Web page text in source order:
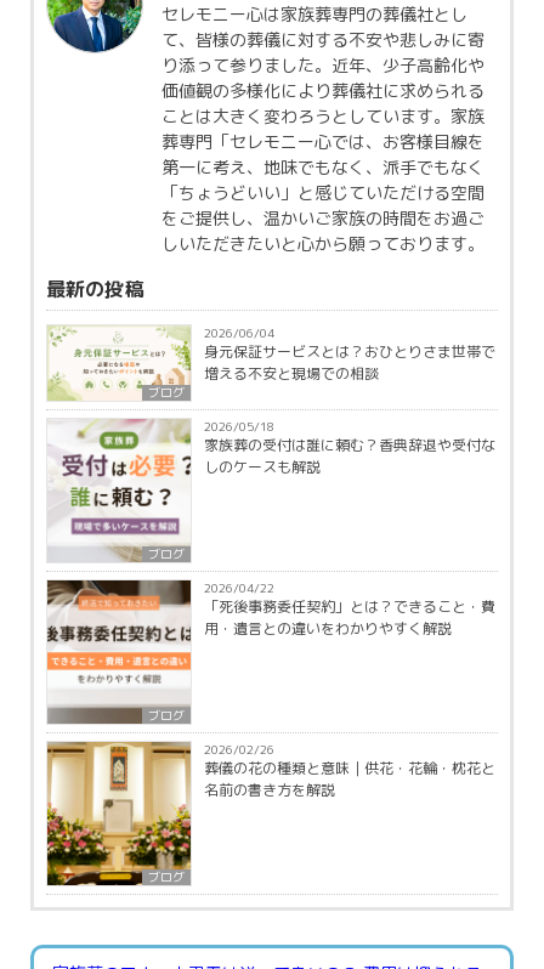
セレモニー心は家族葬専門の葬儀社とし
て、皆様の葬儀に対する不安や悲しみに寄
り添って参りました。近年、少子高齢化や
価値観の多様化により葬儀社に求められる
ことは大きく変わろうとしています。家族
葬専門「セレモニー心では、お客様目線を
第一に考え、地味でもなく、派手でもなく
「ちょうどいい」と感じていただける空間
をご提供し、温かいご家族の時間をお過ご
しいただきたいと心から願っております。
最新の投稿
ブログ
2026/06/04
身元保証サービスとは？おひとりさま世帯で
増える不安と現場での相談
ブログ
2026/05/18
家族葬の受付は誰に頼む？香典辞退や受付な
しのケースも解説
ブログ
2026/04/22
「死後事務委任契約」とは？できること・費
用・遺言との違いをわかりやすく解説
ブログ
2026/02/26
葬儀の花の種類と意味｜供花・花輪・枕花と
名前の書き方を解説